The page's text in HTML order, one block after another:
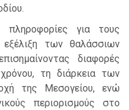
πληροφορίες για τους
των θαλάσσιων
διαφορές
τη διάρκεια των
της Μεσογείου, ενώ
περιορισμούς στο